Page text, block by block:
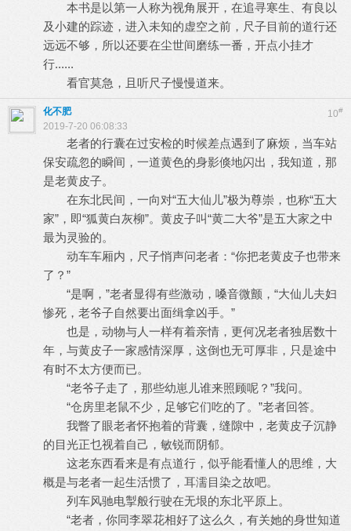
本书是以第一人称为视角展开，在追寻寒生、有良以
及小建的踪迹，进入未知的虚空之前，尺子目前的道行还
远远不够，所以还要在尘世间磨练一番，开点小挂才
行......
看官莫急，且听尺子慢慢道来。
10#
化不肥
2019-7-20 06:08:33
老者的行囊在过安检的时候差点遇到了麻烦，当车站
保安疏忽的瞬间，一道黄色的身影倏地闪出，我知道，那
是老黄皮子。
在东北民间，一向对“五大仙儿”极为尊崇，也称“五大
家”，即“狐黄白灰柳”。黄皮子叫“黄二大爷”是五大家之中
最为灵验的。
动车车厢内，尺子悄声问老者：“你把老黄皮子也带来
了？”
“是啊，”老者显得有些激动，嗓音微颤，“大仙儿夫妇
惨死，老爷子自然要出面缉拿凶手。”
也是，动物与人一样有着亲情，更何况老者独居数十
年，与黄皮子一家感情深厚，这倒也无可厚非，只是途中
有时不太方便而已。
“老爷子走了，那些幼崽儿谁来照顾呢？”我问。
“仓房里老鼠不少，足够它们吃的了。”老者回答。
我瞥了眼老者怀抱着的背囊，缝隙中，老黄皮子沉静
的目光正乜视着自己，敏锐而阴郁。
这老东西看来是有点道行，似乎能看懂人的思维，大
概是与老者一起生活惯了，耳濡目染之故吧。
列车风驰电掣般行驶在无垠的东北平原上。
“老者，你同李翠花相好了这么久，有关她的身世知道